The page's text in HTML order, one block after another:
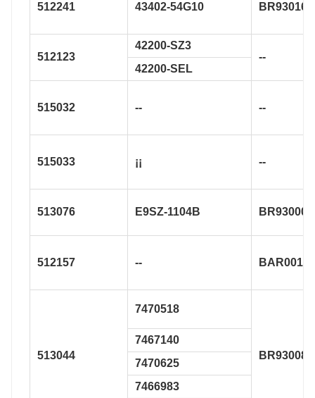
512241 43402-54G10 BR930160
512123
42200-SZ3
--
42200-SEL
515032 -- --
515033 ¡¡ --
513076 E9SZ-1104B BR930004
512157 -- BAR0012
513044
7470518
7467140
7470625
7466983